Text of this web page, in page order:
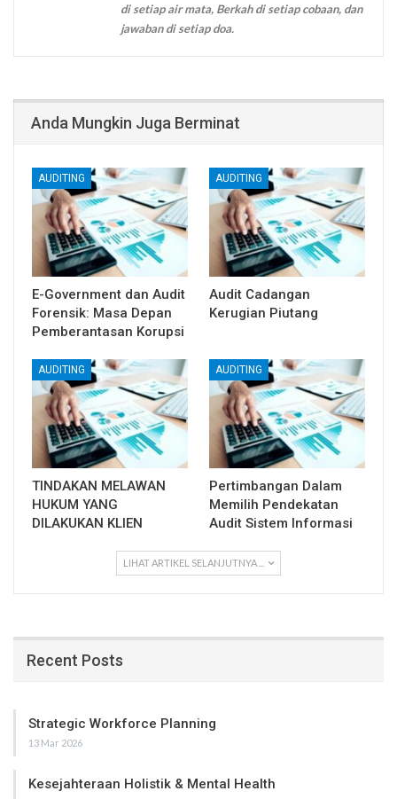
di setiap air mata, Berkah di setiap cobaan, dan
jawaban di setiap doa.
Anda Mungkin Juga Berminat
AUDITING
E-Government dan Audit
Forensik: Masa Depan
Pemberantasan Korupsi
AUDITING
Audit Cadangan
Kerugian Piutang
AUDITING
TINDAKAN MELAWAN
HUKUM YANG
DILAKUKAN KLIEN
AUDITING
Pertimbangan Dalam
Memilih Pendekatan
Audit Sistem Informasi
LIHAT ARTIKEL SELANJUTNYA ...
Recent Posts
Strategic Workforce Planning
13 Mar 2026
Kesejahteraan Holistik & Mental Health